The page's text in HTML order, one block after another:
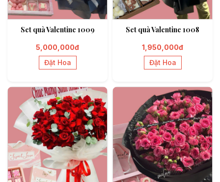
Set quà Valentine 1009
5,000,000đ
Đặt Hoa
Set quà Valentine 1008
1,950,000đ
Đặt Hoa